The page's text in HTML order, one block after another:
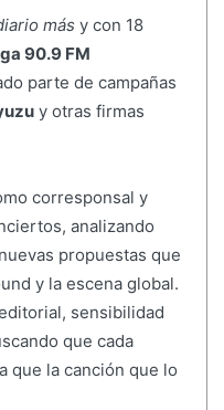
más y con 18
90.9 FM
parte de campañas
y otras firmas
corresponsal y
analizando
propuestas que
y la escena global.
sensibilidad
que cada
que la canción que lo